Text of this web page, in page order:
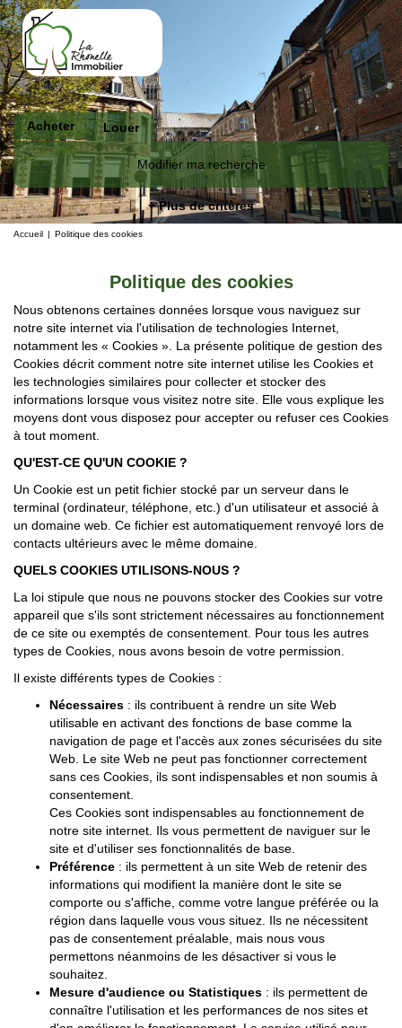
Acheter Louer
Modifier ma recherche
+ Plus de critères
Accueil Politique des cookies
Politique des cookies
Nous obtenons certaines données lorsque vous naviguez sur
notre site internet via l'utilisation de technologies Internet,
notamment les « Cookies ». La présente politique de gestion des
Cookies décrit comment notre site internet utilise les Cookies et
les technologies similaires pour collecter et stocker des
informations lorsque vous visitez notre site. Elle vous explique les
moyens dont vous disposez pour accepter ou refuser ces Cookies
à tout moment.
QU'EST-CE QU'UN COOKIE ?
Un Cookie est un petit fichier stocké par un serveur dans le
terminal (ordinateur, téléphone, etc.) d'un utilisateur et associé à
un domaine web. Ce fichier est automatiquement renvoyé lors de
contacts ultérieurs avec le même domaine.
QUELS COOKIES UTILISONS-NOUS ?
La loi stipule que nous ne pouvons stocker des Cookies sur votre
appareil que s'ils sont strictement nécessaires au fonctionnement
de ce site ou exemptés de consentement. Pour tous les autres
types de Cookies, nous avons besoin de votre permission.
Il existe différents types de Cookies :
Nécessaires : ils contribuent à rendre un site Web
utilisable en activant des fonctions de base comme la
navigation de page et l'accès aux zones sécurisées du site
Web. Le site Web ne peut pas fonctionner correctement
sans ces Cookies, ils sont indispensables et non soumis à
consentement.
Ces Cookies sont indispensables au fonctionnement de
notre site internet. Ils vous permettent de naviguer sur le
site et d'utiliser ses fonctionnalités de base.
Préférence : ils permettent à un site Web de retenir des
informations qui modifient la manière dont le site se
comporte ou s'affiche, comme votre langue préférée ou la
région dans laquelle vous vous situez. Ils ne nécessitent
pas de consentement préalable, mais nous vous
permettons néanmoins de les désactiver si vous le
souhaitez.
Mesure d'audience ou Statistiques : ils permettent de
connaître l'utilisation et les performances de nos sites et